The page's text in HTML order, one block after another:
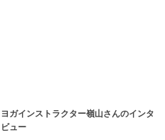
ヨガインストラクター嶺山さんのインタ
ビュー